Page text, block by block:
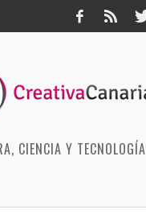
CIENCIA Y TECNOLOGÍA